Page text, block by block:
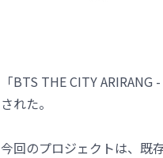
「BTS THE CITY
された。
今回のプロジェクトは、既